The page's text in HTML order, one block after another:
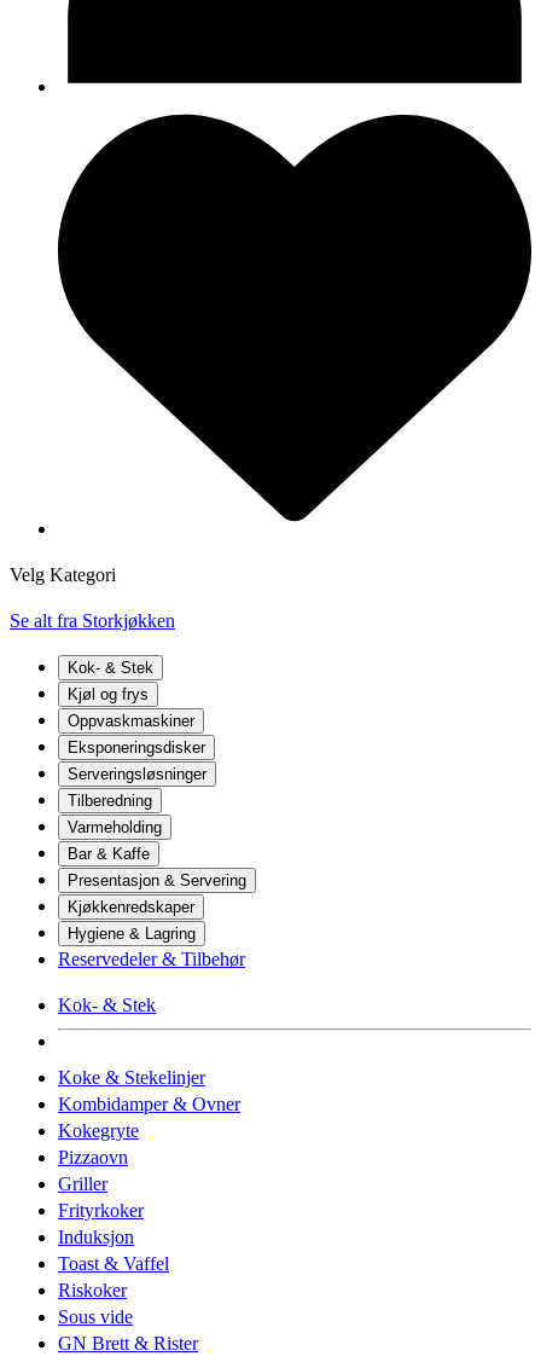
Velg Kategori
Se alt fra Storkjøkken
Kok- & Stek
Kjøl og frys
Oppvaskmaskiner
Eksponeringsdisker
Serveringsløsninger
Tilberedning
Varmeholding
Bar & Kaffe
Presentasjon & Servering
Kjøkkenredskaper
Hygiene & Lagring
Reservedeler & Tilbehør
Kok- & Stek
Koke & Stekelinjer
Kombidamper & Ovner
Kokegryte
Pizzaovn
Griller
Frityrkoker
Induksjon
Toast & Vaffel
Riskoker
Sous vide
GN Brett & Rister